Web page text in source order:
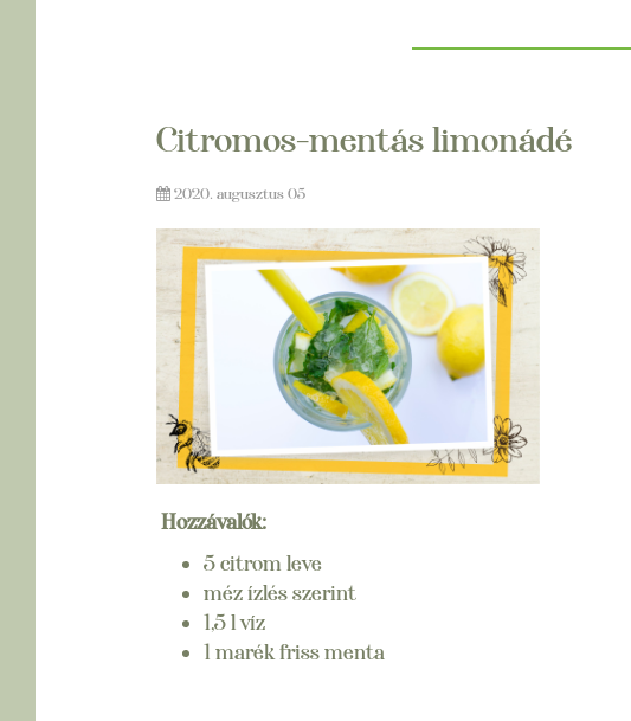
Citromos-mentás limonádé
2020. augusztus 05
Hozzávalók:
5 citrom leve
méz ízlés szerint
1,5 l víz
1 marék friss menta